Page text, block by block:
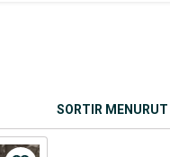
SORTIR MENURUT